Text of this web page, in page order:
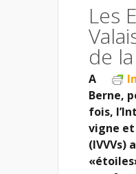
Les
de
A
Berne,
fois,
vigne et
(IVVVs)